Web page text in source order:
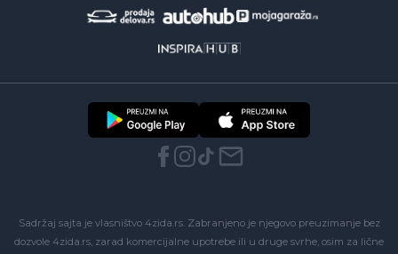
Sadržaj sajta je vlasništvo 4zida.rs. Zabranjeno je njegovo preuzimanje bez
dozvole 4zida.rs, zarad komercijalne upotrebe ili u druge svrhe, osim za lične